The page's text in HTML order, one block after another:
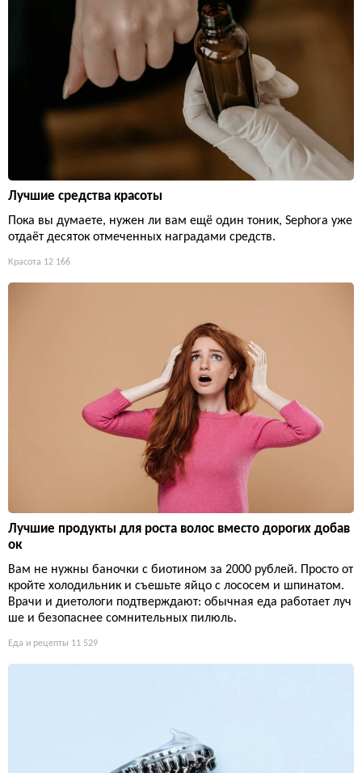
Лучшие средства красоты
Пока вы думаете, нужен ли вам ещё один тоник, Sephora уже
отдаёт десяток отмеченных наградами средств.
Красота 12 166
Лучшие продукты для роста волос вместо дорогих добав
ок
Вам не нужны баночки с биотином за 2000 рублей. Просто от
кройте холодильник и съешьте яйцо с лососем и шпинатом.
Врачи и диетологи подтверждают: обычная еда работает луч
ше и безопаснее сомнительных пилюль.
Еда и рецепты 11 529